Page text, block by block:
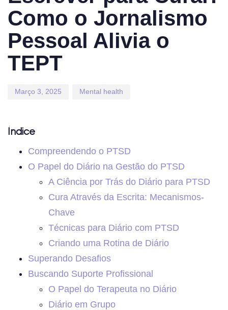
Como o Jornalismo
Pessoal Alivia o
TEPT
Março 3, 2025 Mental health
Índice
Compreendendo o PTSD
O Papel do Diário na Gestão do PTSD
A Ciência por Trás do Diário para PTSD
Cura Através da Escrita: Mecanismos-
Chave
Técnicas para Diário com PTSD
Criando uma Rotina de Diário
Superando Desafios
Buscando Suporte Profissional
O Papel do Terapeuta no Diário
Diário em Grupo